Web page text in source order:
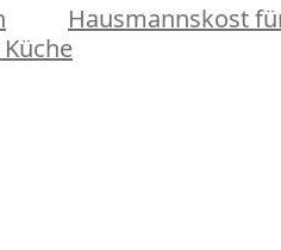
Hausmannskost